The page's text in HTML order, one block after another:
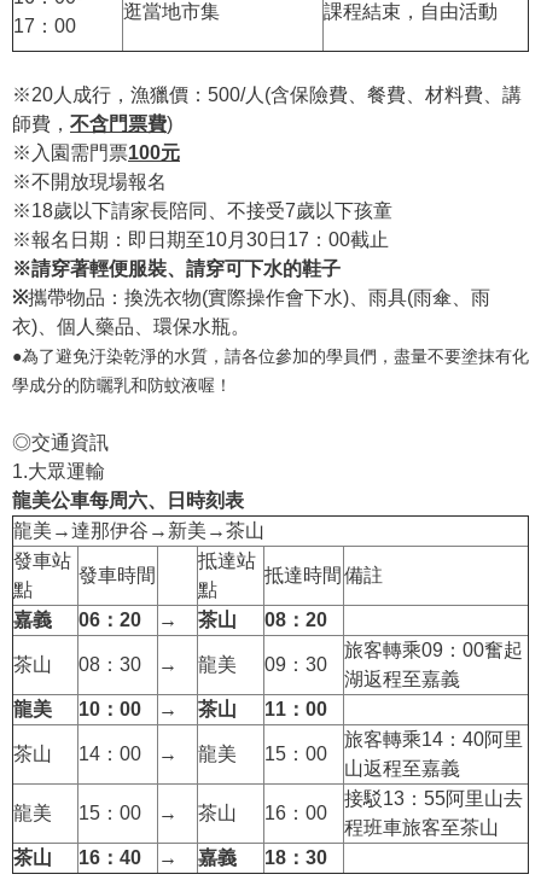
17：00
逛當地市集 課程結束，自由活動
※20人成行，漁獵價：500/人(含保險費、餐費、材料費、講
師費， 不含門票費)
※入園需門票100元
※不開放現場報名
※18歲以下請家長陪同、不接受7歲以下孩童
※報名日期：即日期至10月30日17：00截止
※請穿著輕便服裝、請穿可下水的鞋子
※​攜帶物品：換洗衣物(實際操作會下水)、雨具(雨傘、雨
衣)、個人藥品、環保水瓶。
●為了避免汙染乾淨的水質，請各位參加的學員們，盡量不要塗抹有化
學成分的防曬乳和防蚊液喔！
◎交通資訊
1.大眾運輸
龍美公車每周六、日時刻表
龍美→達那伊谷→新美→茶山
發車站
點
發車時間
抵達站
點
抵達時間 備註
嘉義 06 ：20 → 茶山 08 ：20
茶山 08：30 → 龍美 09：30
旅客轉乘09：00奮起
湖返程至嘉義
龍美
10 ：00 → 茶山 11 ：00
茶山 14：00 → 龍美 15：00
旅客轉乘14：40阿里
山返程至嘉義
龍美 15：00 → 茶山 16：00
接駁13：55阿里山去
程班車旅客至茶山
茶山
16 ：40 → 嘉義 18 ：30